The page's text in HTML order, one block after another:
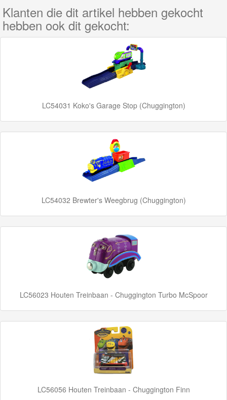
de
Trein
Minis
Wooden
Chuggington
Die-
Klanten die dit artikel hebben gekocht
hebben ook dit gekocht:
LC54031 Koko's Garage Stop (Chuggington)
LC54032 Brewter's Weegbrug (Chuggington)
LC56023 Houten Treinbaan - Chuggington Turbo McSpoor
LC56056 Houten Treinbaan - Chuggington Finn